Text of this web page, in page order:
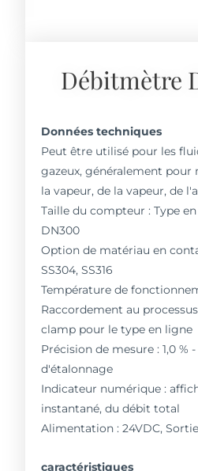
Débitmètre
Données techniques
Peut être utilisé pour les
gazeux, généralement pour
la vapeur, de la vapeur, de
Taille du compteur : Type
DN300
Option de matériau en
SS304, SS316
Température de
Raccordement au
clamp pour le type en ligne
Précision de mesure : 1,0 %
d'étalonnage
Indicateur numérique :
instantané, du débit total
Alimentation : 24VDC,
caractéristiques